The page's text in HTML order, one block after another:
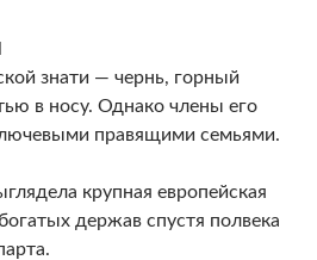
знати — чернь, горный
в носу. Однако члены его
правящими семьями.
крупная европейская
держав спустя полвека